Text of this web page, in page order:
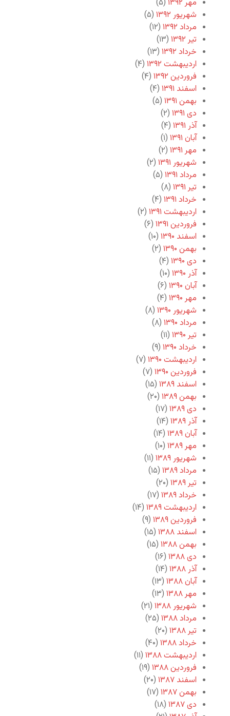
مهر ۱۳۹۲
(۵)
شهریور ۱۳۹۲
(۵)
مرداد ۱۳۹۲
(۱۲)
تیر ۱۳۹۲
(۱۳)
خرداد ۱۳۹۲
(۱۳)
اردیبهشت ۱۳۹۲
(۴)
فروردین ۱۳۹۲
(۴)
اسفند ۱۳۹۱
(۴)
بهمن ۱۳۹۱
(۵)
دی ۱۳۹۱
(۲)
آذر ۱۳۹۱
(۴)
آبان ۱۳۹۱
(۱)
مهر ۱۳۹۱
(۲)
شهریور ۱۳۹۱
(۲)
مرداد ۱۳۹۱
(۵)
تیر ۱۳۹۱
(۸)
خرداد ۱۳۹۱
(۴)
اردیبهشت ۱۳۹۱
(۲)
فروردین ۱۳۹۱
(۶)
اسفند ۱۳۹۰
(۱۰)
بهمن ۱۳۹۰
(۲)
دی ۱۳۹۰
(۴)
آذر ۱۳۹۰
(۱۰)
آبان ۱۳۹۰
(۶)
مهر ۱۳۹۰
(۴)
شهریور ۱۳۹۰
(۸)
مرداد ۱۳۹۰
(۸)
تیر ۱۳۹۰
(۱۱)
خرداد ۱۳۹۰
(۹)
اردیبهشت ۱۳۹۰
(۷)
فروردین ۱۳۹۰
(۷)
اسفند ۱۳۸۹
(۱۵)
بهمن ۱۳۸۹
(۲۰)
دی ۱۳۸۹
(۱۷)
آذر ۱۳۸۹
(۱۴)
آبان ۱۳۸۹
(۱۴)
مهر ۱۳۸۹
(۱۰)
شهریور ۱۳۸۹
(۱۱)
مرداد ۱۳۸۹
(۱۵)
تیر ۱۳۸۹
(۲۰)
خرداد ۱۳۸۹
(۱۷)
اردیبهشت ۱۳۸۹
(۱۴)
فروردین ۱۳۸۹
(۹)
اسفند ۱۳۸۸
(۱۵)
بهمن ۱۳۸۸
(۱۵)
دی ۱۳۸۸
(۱۶)
آذر ۱۳۸۸
(۱۴)
آبان ۱۳۸۸
(۱۳)
مهر ۱۳۸۸
(۱۳)
شهریور ۱۳۸۸
(۲۱)
مرداد ۱۳۸۸
(۲۵)
تیر ۱۳۸۸
(۲۰)
خرداد ۱۳۸۸
(۴۰)
اردیبهشت ۱۳۸۸
(۱۱)
فروردین ۱۳۸۸
(۱۹)
اسفند ۱۳۸۷
(۲۰)
بهمن ۱۳۸۷
(۱۷)
دی ۱۳۸۷
(۱۸)